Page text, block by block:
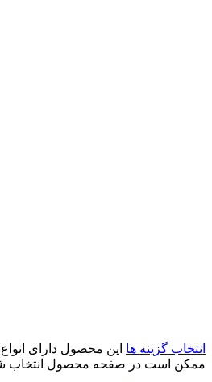
انتخاب گزینه ها این محصول دارای
ممکن است در صفحه محصول انتخاب